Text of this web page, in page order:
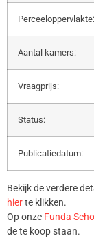
Perceeloppervlakte:
Aantal kamers:
Vraagprijs:
Status:
Publicatiedatum:
Bekijk de verdere
hierte klikken.
Op onze Funda
de te koop staan.